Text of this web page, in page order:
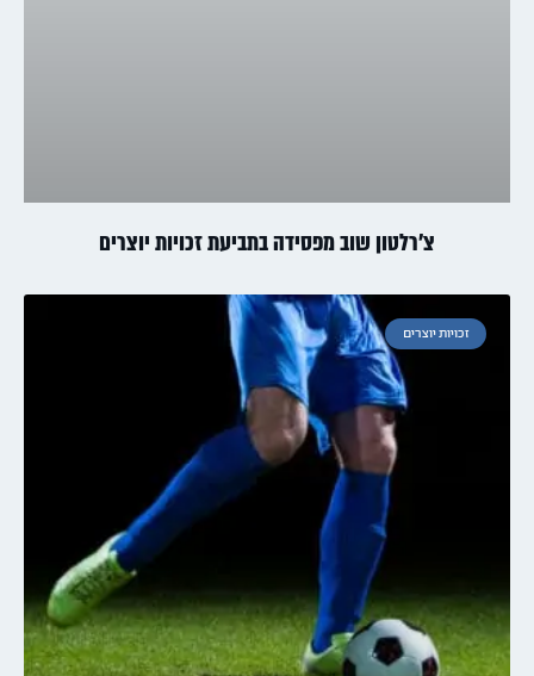
צ'רלטון שוב מפסידה בתביעת זכויות יוצרים
זכויות יוצרים